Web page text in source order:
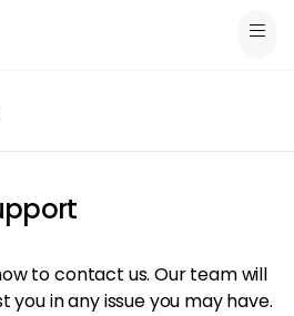
to contact us. Our team will
you in any issue you may have.